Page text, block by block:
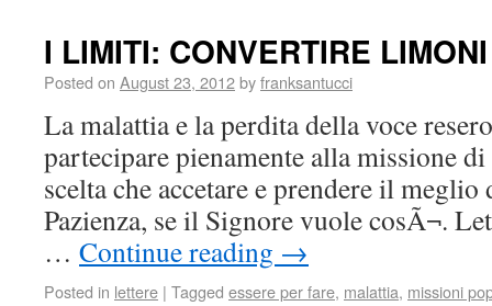
I LIMITI: CONVERTIRE
Posted on August 23, 2012byfranksantucci
La malattia e la perdita della voce
partecipare pienamente alla missione
scelta che accetare e prendere il
Pazienza, se il Signore vuole cosÃ¬.
… Continue reading →
Posted in lettere | Tagged essere per fare, malattia, missioni